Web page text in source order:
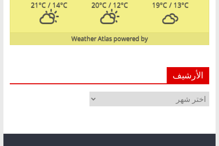
19°C/ 13°C
20°C / 12°C
21°C / 14°C
powered by
Weather Atlas
الأرشيف
الأرشيف